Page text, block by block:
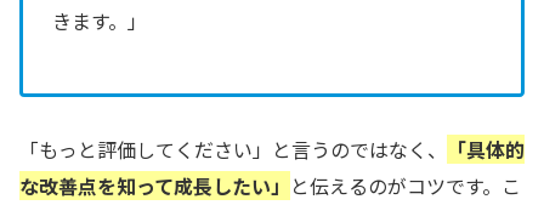
きます。」
「もっと評価してください」と言うのではなく、
「具体的
な改善点を知って成長したい」 と伝えるのがコツです。こ